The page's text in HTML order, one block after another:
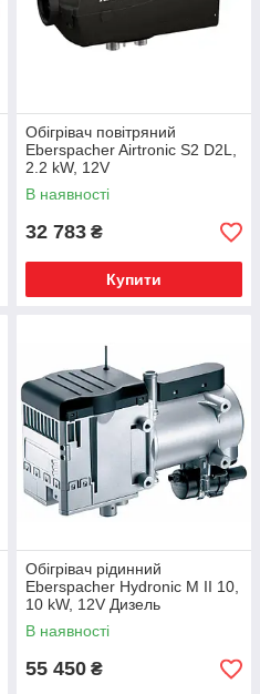
Обігрівач повітряний
Eberspacher Airtronic S2 D2L,
2.2 kW, 12V
В наявності
32 783 ₴
Купити
Обігрівач рідинний
Eberspacher Hydronic M II 10,
10 kW, 12V Дизель
В наявності
55 450 ₴